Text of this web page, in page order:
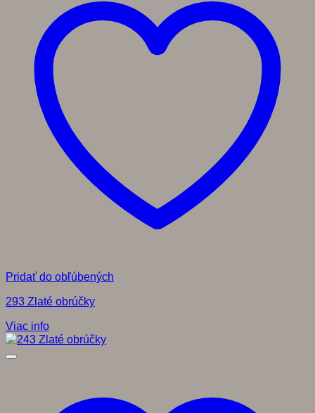
Pridať do obľúbených
293 Zlaté obrúčky
Viac info